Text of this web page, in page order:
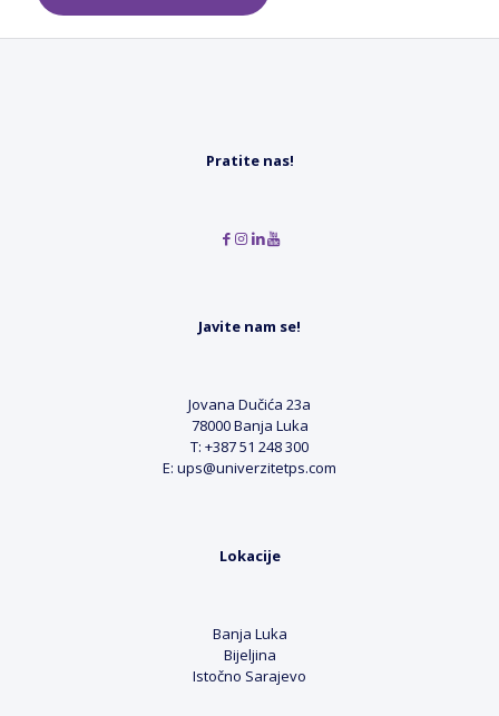
Pratite nas!
Javite nam se!
Jovana Dučića 23a
78000 Banja Luka
T: +387 51 248 300
E: ups@univerzitetps.com
Lokacije
Banja Luka
Bijeljina
Istočno Sarajevo